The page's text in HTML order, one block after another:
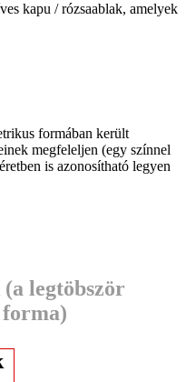
kapu / rózsaablak, amelyek
formában került
megfeleljen (egy színnel
is azonosítható legyen
legtöbször
forma)